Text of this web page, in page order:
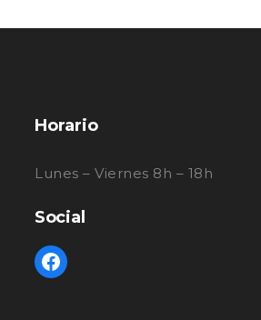
Horario
Lunes – Viernes 8h – 18h
Social